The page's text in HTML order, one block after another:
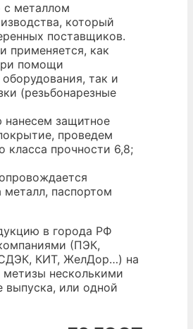
с металлом
который
поставщиков.
применяется, как
помощи
оборудования, так и
(резьбонарезные
нанесем защитное
проведем
класса прочности 6,8;
паспортом
в города РФ
(ПЭК,
КИТ, ЖелДор…) на
несколькими
выпуска, или одной